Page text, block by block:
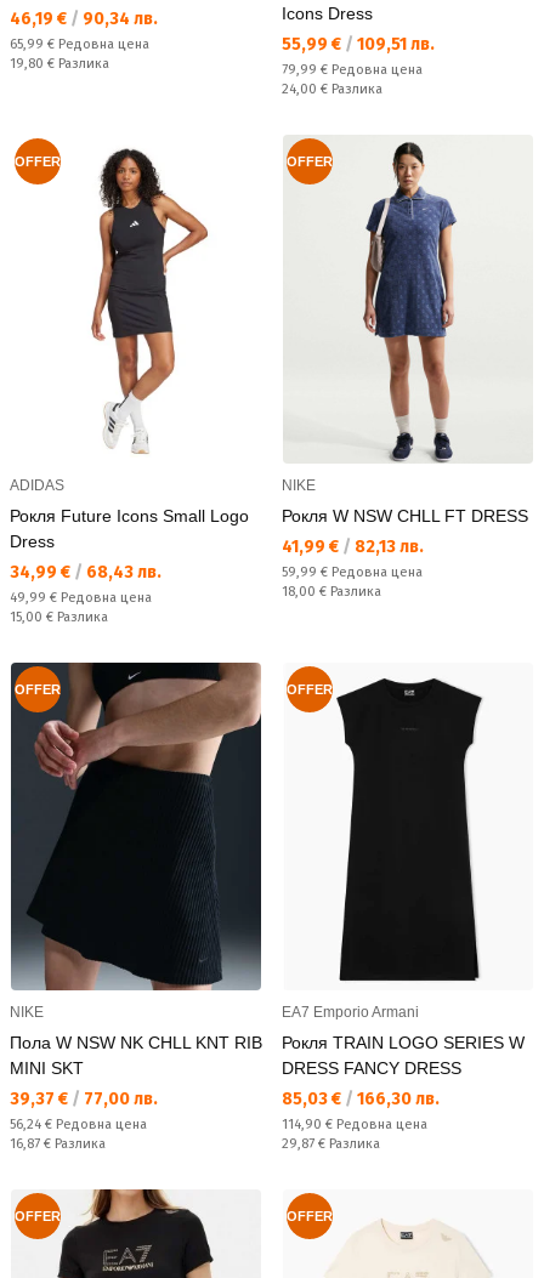
Текуща цена:
46,19 € / 90,34 лв.
Редовна цена:
65,99 € Редовна цена
Спестявате:
19,80 € Разлика
Icons Dress
Текуща цена:
55,99 € / 109,51 лв.
Редовна цена:
79,99 € Редовна цена
Спестявате:
24,00 € Разлика
OFFER
ADIDAS
Рокля Future Icons Small Logo
Dress
Текуща цена:
34,99 € / 68,43 лв.
Редовна цена:
49,99 € Редовна цена
Спестявате:
15,00 € Разлика
OFFER
NIKE
Рокля W NSW CHLL FT DRESS
Текуща цена:
41,99 € / 82,13 лв.
Редовна цена:
59,99 € Редовна цена
Спестявате:
18,00 € Разлика
OFFER
NIKE
Пола W NSW NK CHLL KNT RIB
MINI SKT
Текуща цена:
39,37 € / 77,00 лв.
Редовна цена:
56,24 € Редовна цена
Спестявате:
16,87 € Разлика
OFFER
EA7 Emporio Armani
Рокля TRAIN LOGO SERIES W
DRESS FANCY DRESS
Текуща цена:
85,03 € / 166,30 лв.
Редовна цена:
114,90 € Редовна цена
Спестявате:
29,87 € Разлика
OFFER OFFER